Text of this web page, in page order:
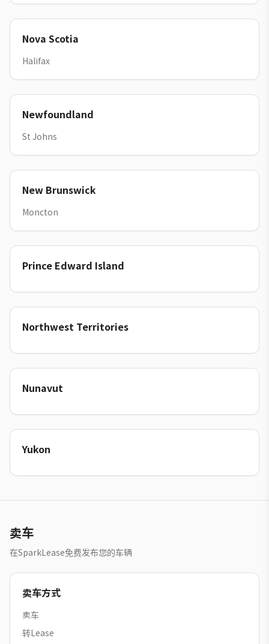
Nova Scotia
Halifax
Newfoundland
St Johns
New Brunswick
Moncton
Prince Edward Island
Northwest Territories
Nunavut
Yukon
卖车
在SparkLease免费发布您的车辆
卖车方式
卖车
转Lease